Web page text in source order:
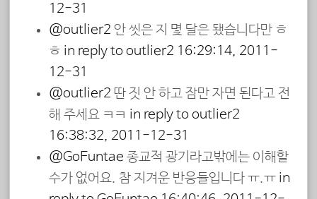
12-31
@outlier2 안 씻은 지 몇 달은 됐습니다만 ㅎ
ㅎ in reply to outlier2 16:29:14, 2011-
12-31
@outlier2 딴 짓 안 하고 잠만 자면 된다고 전
해 주세요 ㅋㅋ in reply to outlier2
16:38:32, 2011-12-31
@GoEuntae 종교적 광기라고밖에는 이해할
수가 없어요. 참 지겨운 반응들입니다 ㅠ.ㅠ in